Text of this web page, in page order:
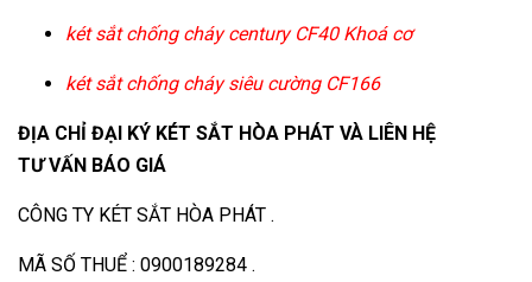
két sắt chống cháy century CF40 Khoá cơ
két sắt chống cháy siêu cường CF166
ĐỊA CHỈ ĐẠI KÝ KÉT SẮT HÒA PHÁT VÀ LIÊN HỆ
TƯ VẤN BÁO GIÁ
CÔNG TY KÉT SẮT HÒA PHÁT .
MÃ SỐ THUỂ : 0900189284 .